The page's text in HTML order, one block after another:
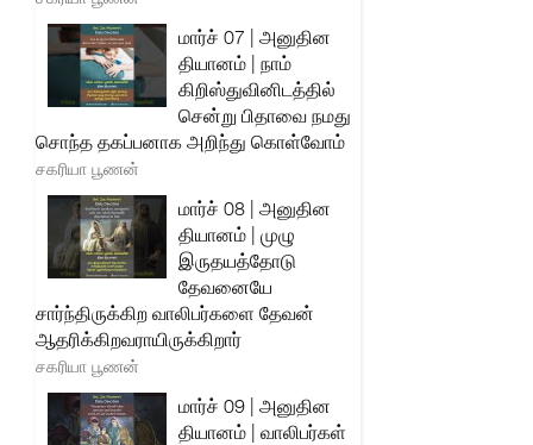
மார்ச் 07 | அனுதின
தியானம் | நாம்
கிறிஸ்துவினிடத்தில்
சென்று பிதாவை நமது
சொந்த தகப்பனாக அறிந்து கொள்வோம்
சகரியா பூணன்
மார்ச் 08 | அனுதின
தியானம் | முழு
இருதயத்தோடு
தேவனையே
சார்ந்திருக்கிற வாலிபர்களை தேவன்
ஆதரிக்கிறவராயிருக்கிறார்
சகரியா பூணன்
மார்ச் 09 | அனுதின
தியானம் | வாலிபர்கள்